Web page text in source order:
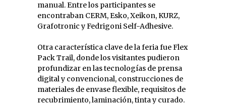
manual. Entre los participantes se
encontraban CERM, Esko, Xeikon, KURZ,
Grafotronic y Fedrigoni Self-Adhesive.
Otra característica clave de la feria fue Flex
Pack Trail, donde los visitantes pudieron
profundizar en las tecnologías de prensa
digital y convencional, construcciones de
materiales de envase flexible, requisitos de
recubrimiento, laminación, tinta y curado.